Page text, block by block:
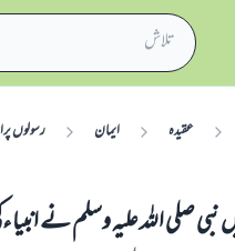
عقیدہ ایمان رسولوں
نبی صلی اللہ علیہ وسلم نے